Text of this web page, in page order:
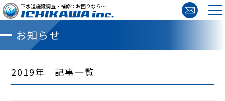
下水道施設調査・補修でお困りなら～
お知らせ
2019年 記事一覧